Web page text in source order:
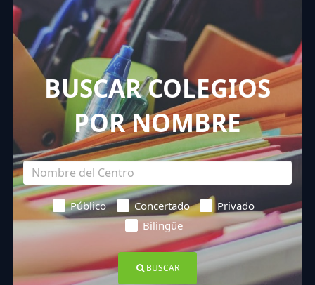
BUSCAR COLEGIOS
POR NOMBRE
Público Concertado
Privado
Bilingüe
BUSCAR